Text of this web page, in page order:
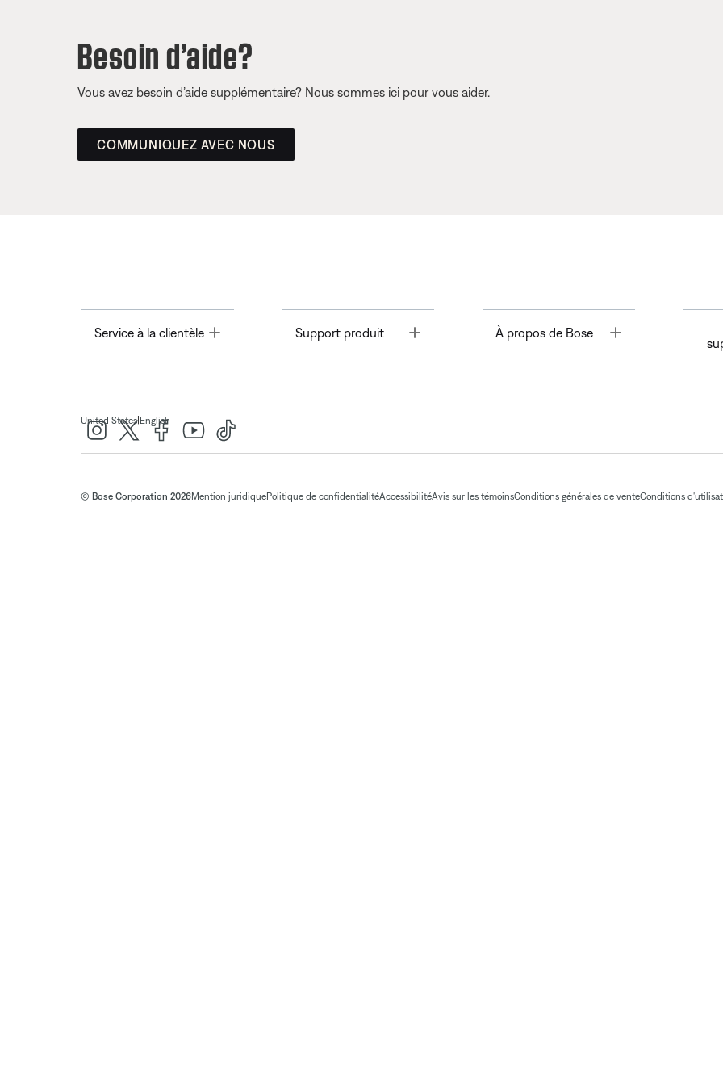
Besoin d’aide?
Vous avez besoin d’aide supplémentaire? Nous sommes ici pour vous aider.
COMMUNIQUEZ AVEC NOUS
Service à la clientèle Toggle Support produit À propos de Bose Toggle
United States| English
© Bose Corporation 2026Mention juridiquePolitique de confidentialitéAccessibilitéAvis sur les témoinsConditions générales de venteConditions